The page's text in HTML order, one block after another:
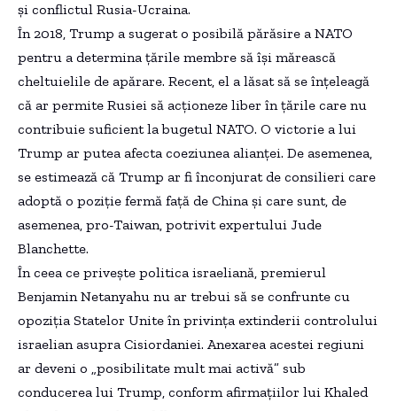
și conflictul Rusia-Ucraina.
În 2018, Trump a sugerat o posibilă părăsire a NATO
pentru a determina țările membre să își mărească
cheltuielile de apărare. Recent, el a lăsat să se înțeleagă
că ar permite Rusiei să acționeze liber în țările care nu
contribuie suficient la bugetul NATO. O victorie a lui
Trump ar putea afecta coeziunea alianței. De asemenea,
se estimează că Trump ar fi înconjurat de consilieri care
adoptă o poziție fermă față de China și care sunt, de
asemenea, pro-Taiwan, potrivit expertului Jude
Blanchette.
În ceea ce privește politica israeliană, premierul
Benjamin Netanyahu nu ar trebui să se confrunte cu
opoziția Statelor Unite în privința extinderii controlului
israelian asupra Cisiordaniei. Anexarea acestei regiuni
ar deveni o „posibilitate mult mai activă” sub
conducerea lui Trump, conform afirmațiilor lui Khaled